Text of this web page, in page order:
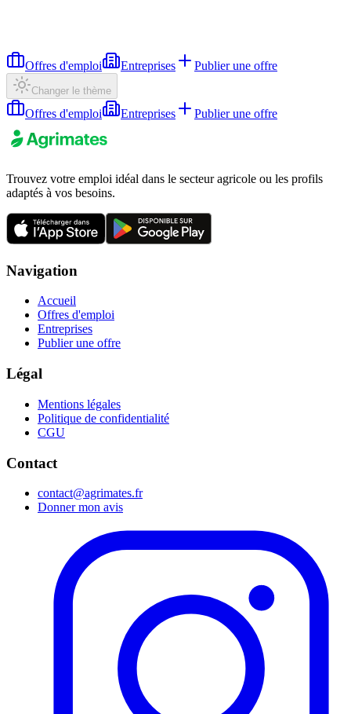
Offres d'emploi Entreprises Publier une offre
Changer le thème
Offres d'emploi Entreprises Publier une offre
Trouvez votre emploi idéal dans le secteur agricole ou les profils
adaptés à vos besoins.
Navigation
Accueil
Offres d'emploi
Entreprises
Publier une offre
Légal
Mentions légales
Politique de confidentialité
CGU
Contact
contact@agrimates.fr
Donner mon avis